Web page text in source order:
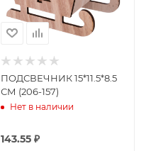
ПОДСВЕЧНИК 15*11.5*8.5
СМ (206-157)
Нет в наличии
143.55₽